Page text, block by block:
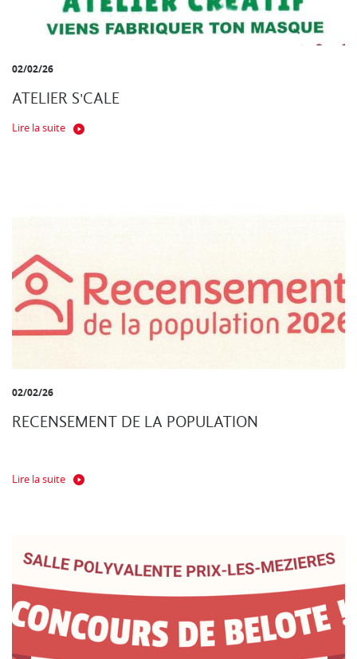
02/02/26
ATELIER S'CALE
Lire la suite
02/02/26
RECENSEMENT DE LA POPULATION
Lire la suite